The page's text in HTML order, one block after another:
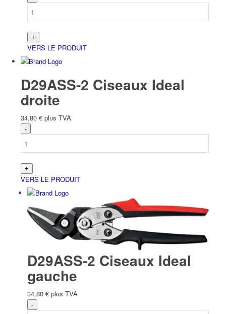
VERS LE PRODUIT
D29ASS-2 Ciseaux Ideal
droite
34,80 € plus TVA
VERS LE PRODUIT
D29ASS-2 Ciseaux Ideal
gauche
34,80 € plus TVA